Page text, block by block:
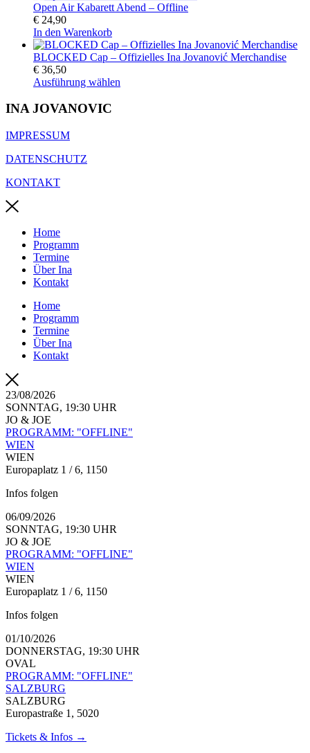
Open Air Kabarett Abend – Offline
€ 24,90
In den Warenkorb
BLOCKED Cap – Offizielles Ina Jovanović Merchandise
€ 36,50
Ausführung wählen
INA JOVANOVIC
IMPRESSUM
DATENSCHUTZ
KONTAKT
Home
Programm
Termine
Über Ina
Kontakt
Home
Programm
Termine
Über Ina
Kontakt
23/08/2026
SONNTAG, 19:30 UHR
JO & JOE
PROGRAMM: "OFFLINE"
WIEN
WIEN
Europaplatz 1 / 6, 1150
Infos folgen
06/09/2026
SONNTAG, 19:30 UHR
JO & JOE
PROGRAMM: "OFFLINE"
WIEN
WIEN
Europaplatz 1 / 6, 1150
Infos folgen
01/10/2026
DONNERSTAG, 19:30 UHR
OVAL
PROGRAMM: "OFFLINE"
SALZBURG
SALZBURG
Europastraße 1, 5020
Tickets & Infos →